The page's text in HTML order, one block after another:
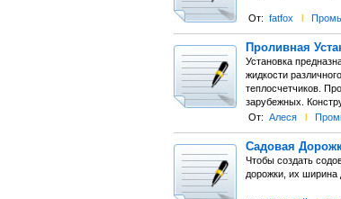
От: fatfox l
Проливная
Установка
жидкости
теплосчетчиков.
зарубежных.
От: Алеся l
Садовая
Чтобы создать
дорожки, их ширина